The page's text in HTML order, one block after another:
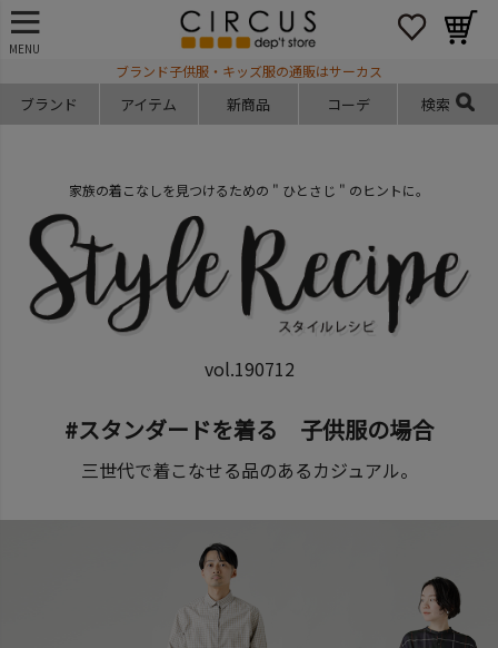
MENU
ブランド子供服・キッズ服の通販はサーカス
ブランド アイテム 新商品 コーデ 検索
家族の着こなしを見つけるための " ひとさじ " のヒントに。
vol.190712
#スタンダードを着る 子供服の場合
三世代で着こなせる品のあるカジュアル。